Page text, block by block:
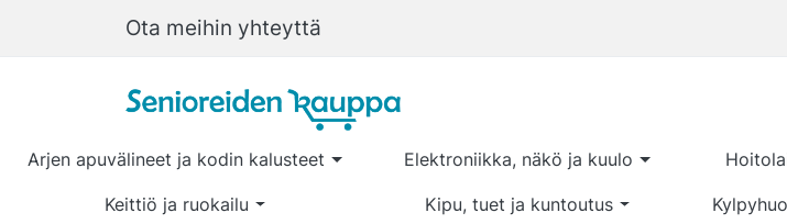
Ota meihin yhteyttä
Arjen apuvälineet ja kodin kalusteet Elektroniikka, näkö ja kuulo
Keittiö ja ruokailu Kipu, tuet ja kuntoutus